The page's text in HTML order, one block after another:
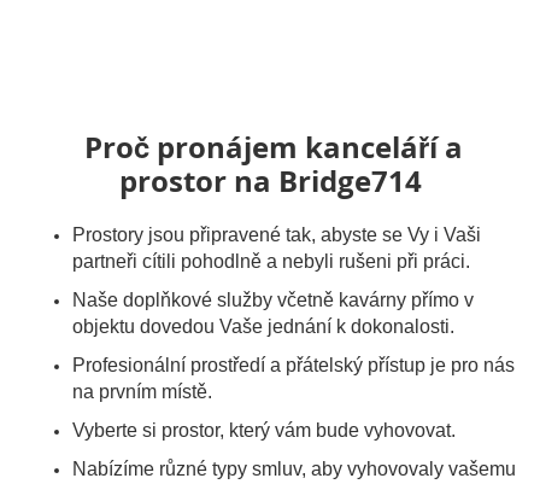
Proč pronájem kanceláří a
prostor na Bridge714
Prostory jsou připravené tak, abyste se Vy i Vaši
partneři cítili pohodlně a nebyli rušeni při práci.
Naše doplňkové služby včetně kavárny přímo v
objektu dovedou Vaše jednání k dokonalosti.
Profesionální prostředí a přátelský přístup je pro nás
na prvním místě.
Vyberte si prostor, který vám bude vyhovovat.
Nabízíme různé typy smluv, aby vyhovovaly vašemu